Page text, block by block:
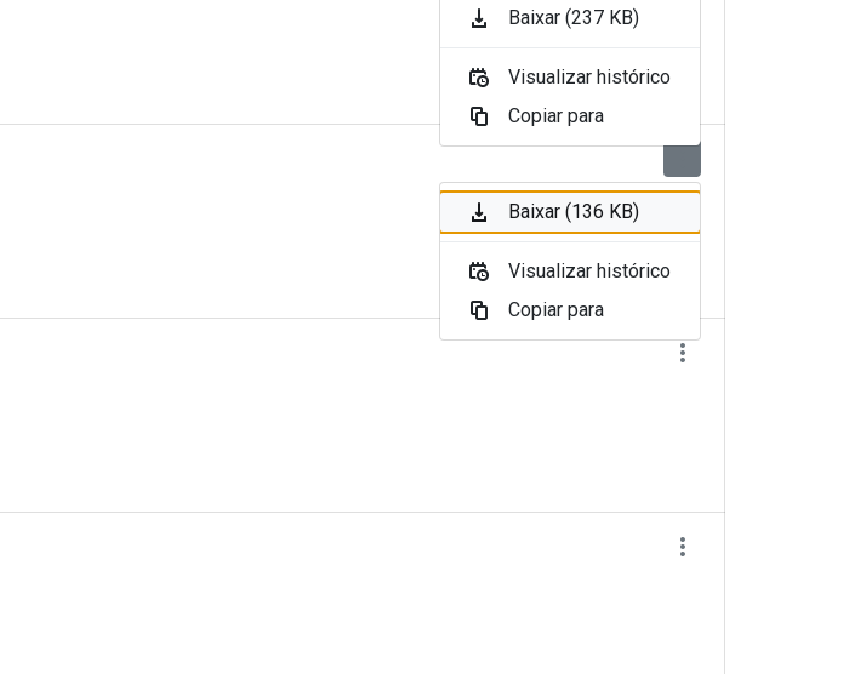
Baixar (237 KB)
Visualizar histórico
Copiar para
Baixar (136 KB)
Visualizar histórico
Copiar para